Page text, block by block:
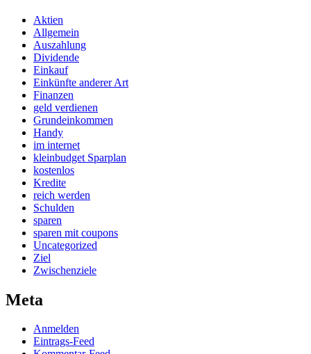
Aktien
Allgemein
Auszahlung
Dividende
Einkauf
Einkünfte anderer Art
Finanzen
geld verdienen
Grundeinkommen
Handy
im internet
kleinbudget Sparplan
kostenlos
Kredite
reich werden
Schulden
sparen
sparen mit coupons
Uncategorized
Ziel
Zwischenziele
Meta
Anmelden
Eintrags-Feed